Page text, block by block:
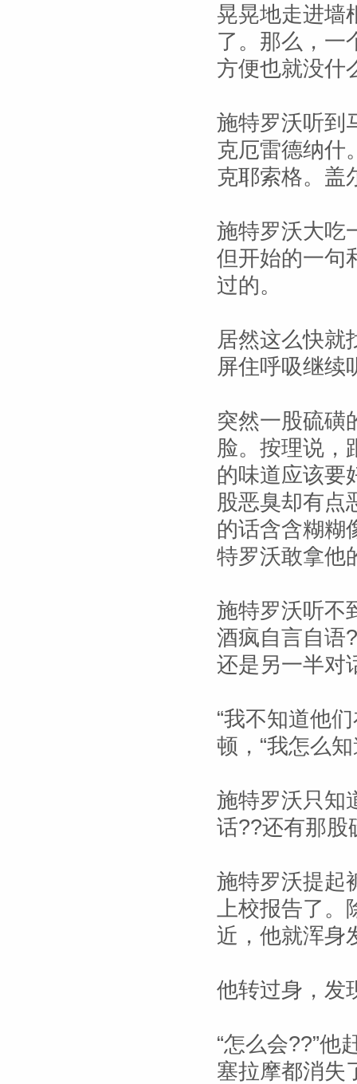
晃晃地走进墙
了。那么，一
方便也就没什
施特罗沃听到
克厄雷德纳什
克耶索格。盖
施特罗沃大吃
但开始的一句
过的。
居然这么快就
屏住呼吸继续
突然一股硫磺
脸。按理说，
的味道应该要
股恶臭却有点
的话含含糊糊
特罗沃敢拿他
施特罗沃听不
酒疯自言自语
还是另一半对
“我不知道他
顿，“我怎么
施特罗沃只知
话??还有那股
施特罗沃提起
上校报告了。
近，他就浑身
他转过身，发
“怎么会??”他
塞拉摩都消失